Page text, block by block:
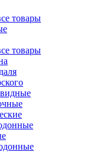
товары
товары